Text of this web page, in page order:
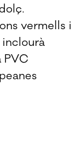
vermells i
inclourà
PVC